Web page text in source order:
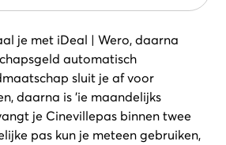
je met iDeal | Wero, daarna
automatisch
sluit je af voor
daarna is 'ie maandelijks
je Cinevillepas binnen twee
pas kun je meteen gebruiken,